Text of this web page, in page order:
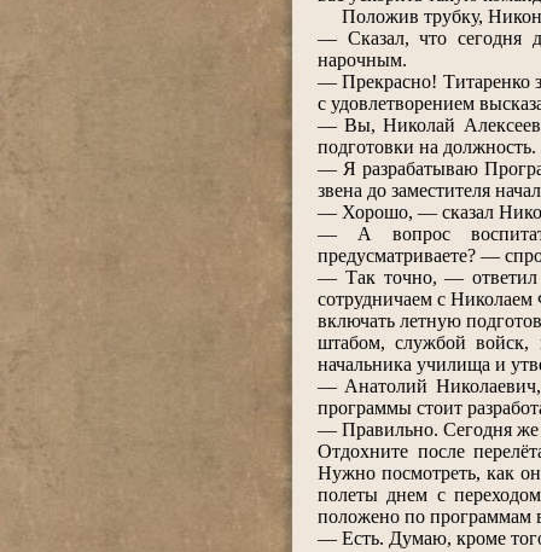
Положив трубку,
― Сказал, что сегодня
нарочным.
― Прекрасно! Титаренко
с удовлетворением
― Вы, Николай
подготовки на должность.
― Я разрабатываю
звена до заместителя
― Хорошо, ― сказал
― А вопрос
предусматриваете? ―
― Так точно, ― ответил
сотрудничаем с
включать летную
штабом, службой войск,
начальника училища и
― Анатолий Николаевич,
программы стоит
― Правильно. Сегодня же
Отдохните после
Нужно посмотреть, как
полеты днем с
положено по программам
― Есть. Думаю, кроме